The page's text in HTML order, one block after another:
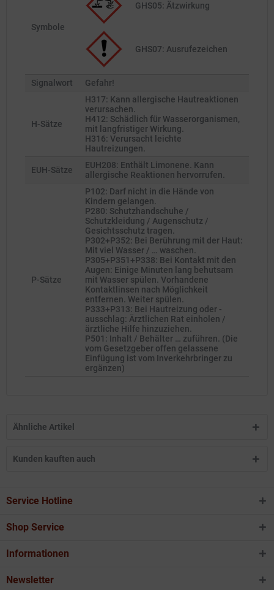
Symbole
GHS05: Ätzwirkung
GHS07: Ausrufezeichen
Signalwort Gefahr!
H-Sätze
H317: Kann allergische Hautreaktionen
verursachen.
H412: Schädlich für Wasserorganismen,
mit langfristiger Wirkung.
H316: Verursacht leichte
Hautreizungen.
EUH-Sätze
EUH208: Enthält Limonene. Kann
allergische Reaktionen hervorrufen.
P-Sätze
P102: Darf nicht in die Hände von
Kindern gelangen.
P280: Schutzhandschuhe /
Schutzkleidung / Augenschutz /
Gesichtsschutz tragen.
P302+P352: Bei Berührung mit der Haut:
Mit viel Wasser / … waschen.
P305+P351+P338: Bei Kontakt mit den
Augen: Einige Minuten lang behutsam
mit Wasser spülen. Vorhandene
Kontaktlinsen nach Möglichkeit
entfernen. Weiter spülen.
P333+P313: Bei Hautreizung oder -
ausschlag: Ärztlichen Rat einholen /
ärztliche Hilfe hinzuziehen.
P501: Inhalt / Behälter … zuführen. (Die
vom Gesetzgeber offen gelassene
Einfügung ist vom Inverkehrbringer zu
ergänzen)
Ähnliche Artikel
Kunden kauften auch
Service Hotline
Shop Service
Informationen
Newsletter